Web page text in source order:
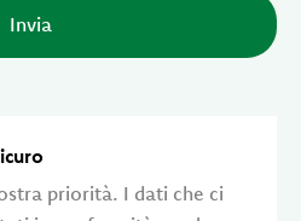
priorità. I dati che ci